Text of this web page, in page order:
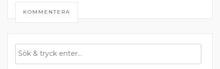
KOMMENTERA